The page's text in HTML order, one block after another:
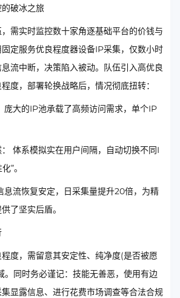
破冰之旅
需实时监控数十家角逐基础平台的价钱与
定服务优良程度器设备IP采集，仅数小时
流中断，决策陷入被动。队伍引入高优良
度，部署轮换战略后，情况彻底扭转：
庞大的IP池承载了高频访问需求，单个IP
体系模拟实在用户间隔，自动切换不同I
”。
息流恢复安定，日采集量提升20倍，为精
了坚实后盾。
度，需留意其安定性、纯净度(是否被愿
。同时务必谨记：技能无善恶，使用有边
显露信息、进行花费市场调查等合法合规